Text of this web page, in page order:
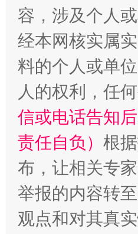
“蜀中异人”王建安的艺
容，涉及个人
经本网核实属
料的个人或单
人的权利，任
信或电话告知
责任自负） 根
布，让相关专
举报的内容转
观点和对其真实